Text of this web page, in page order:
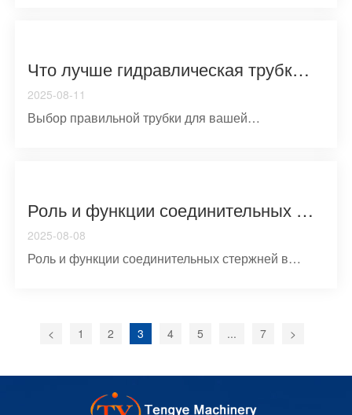
Что лучше гидравлическая трубка или бесшивная трубка
2025-08-11
Выбор правильной трубки для вашей
Роль и функции соединительных стержней в двигателях внутреннего сгорания
2025-08-08
Роль и функции соединительных стержней в
< 1 2 3 4 5 ... 7 >